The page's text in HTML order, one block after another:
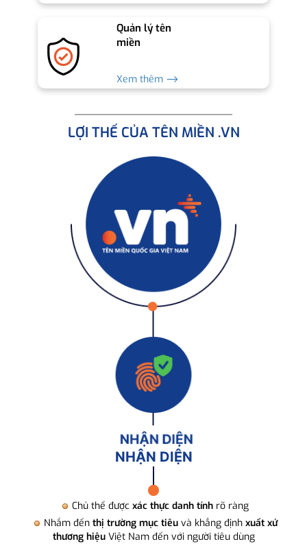
Quản lý tên
miền
Xem thêm ⟶
LỢI THẾ CỦA TÊN MIỀN .VN
NHẬN DIỆN
Chủ thể được xác thực danh tính rõ ràng
Nhắm đến thị trường mục tiêuvà khẳng định xuất xứ
thương hiệuViệt Nam đến với người tiêu dùng